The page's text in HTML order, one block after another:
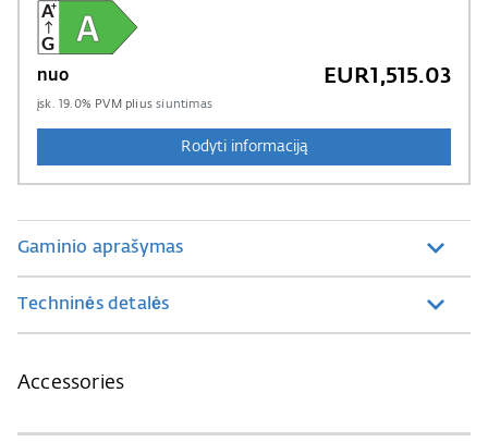
nuo EUR1,515.03
įsk. 19.0% PVM pliussiuntimas
Rodyti informaciją
Gaminio aprašymas
Techninės detalės
Accessories